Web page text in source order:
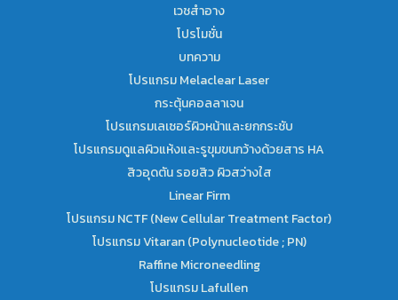
เวชสำอาง
โปรโมชั่น
บทความ
โปรแกรม Melaclear Laser
กระตุ้นคอลลาเจน
โปรแกรมเลเซอร์ผิวหน้าและยกกระชับ
โปรแกรมดูแลผิวแห้งและรูขุมขนกว้างด้วยสาร HA
สิวอุดตัน รอยสิว ผิวสว่างใส
Linear Firm
โปรแกรม NCTF (New Cellular Treatment Factor)
โปรแกรม Vitaran (Polynucleotide ; PN)
Raffine Microneedling
โปรแกรม Lafullen